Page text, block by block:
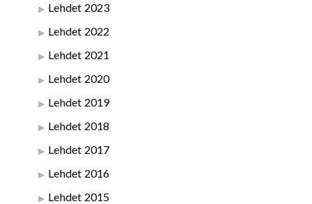
Lehdet 2023
Lehdet 2022
Lehdet 2021
Lehdet 2020
Lehdet 2019
Lehdet 2018
Lehdet 2017
Lehdet 2016
Lehdet 2015